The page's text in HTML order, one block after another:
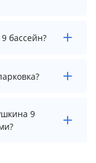
нужные
бассейн?
у
отдельно.
9